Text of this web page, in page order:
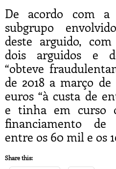
De acordo com a
subgrupo
deste arguido,
dois arguidos e
“obteve
de 2018 a março de
euros “à custa de
e tinha em curso
financiamento de
entre os 60 mil e os
Share this: